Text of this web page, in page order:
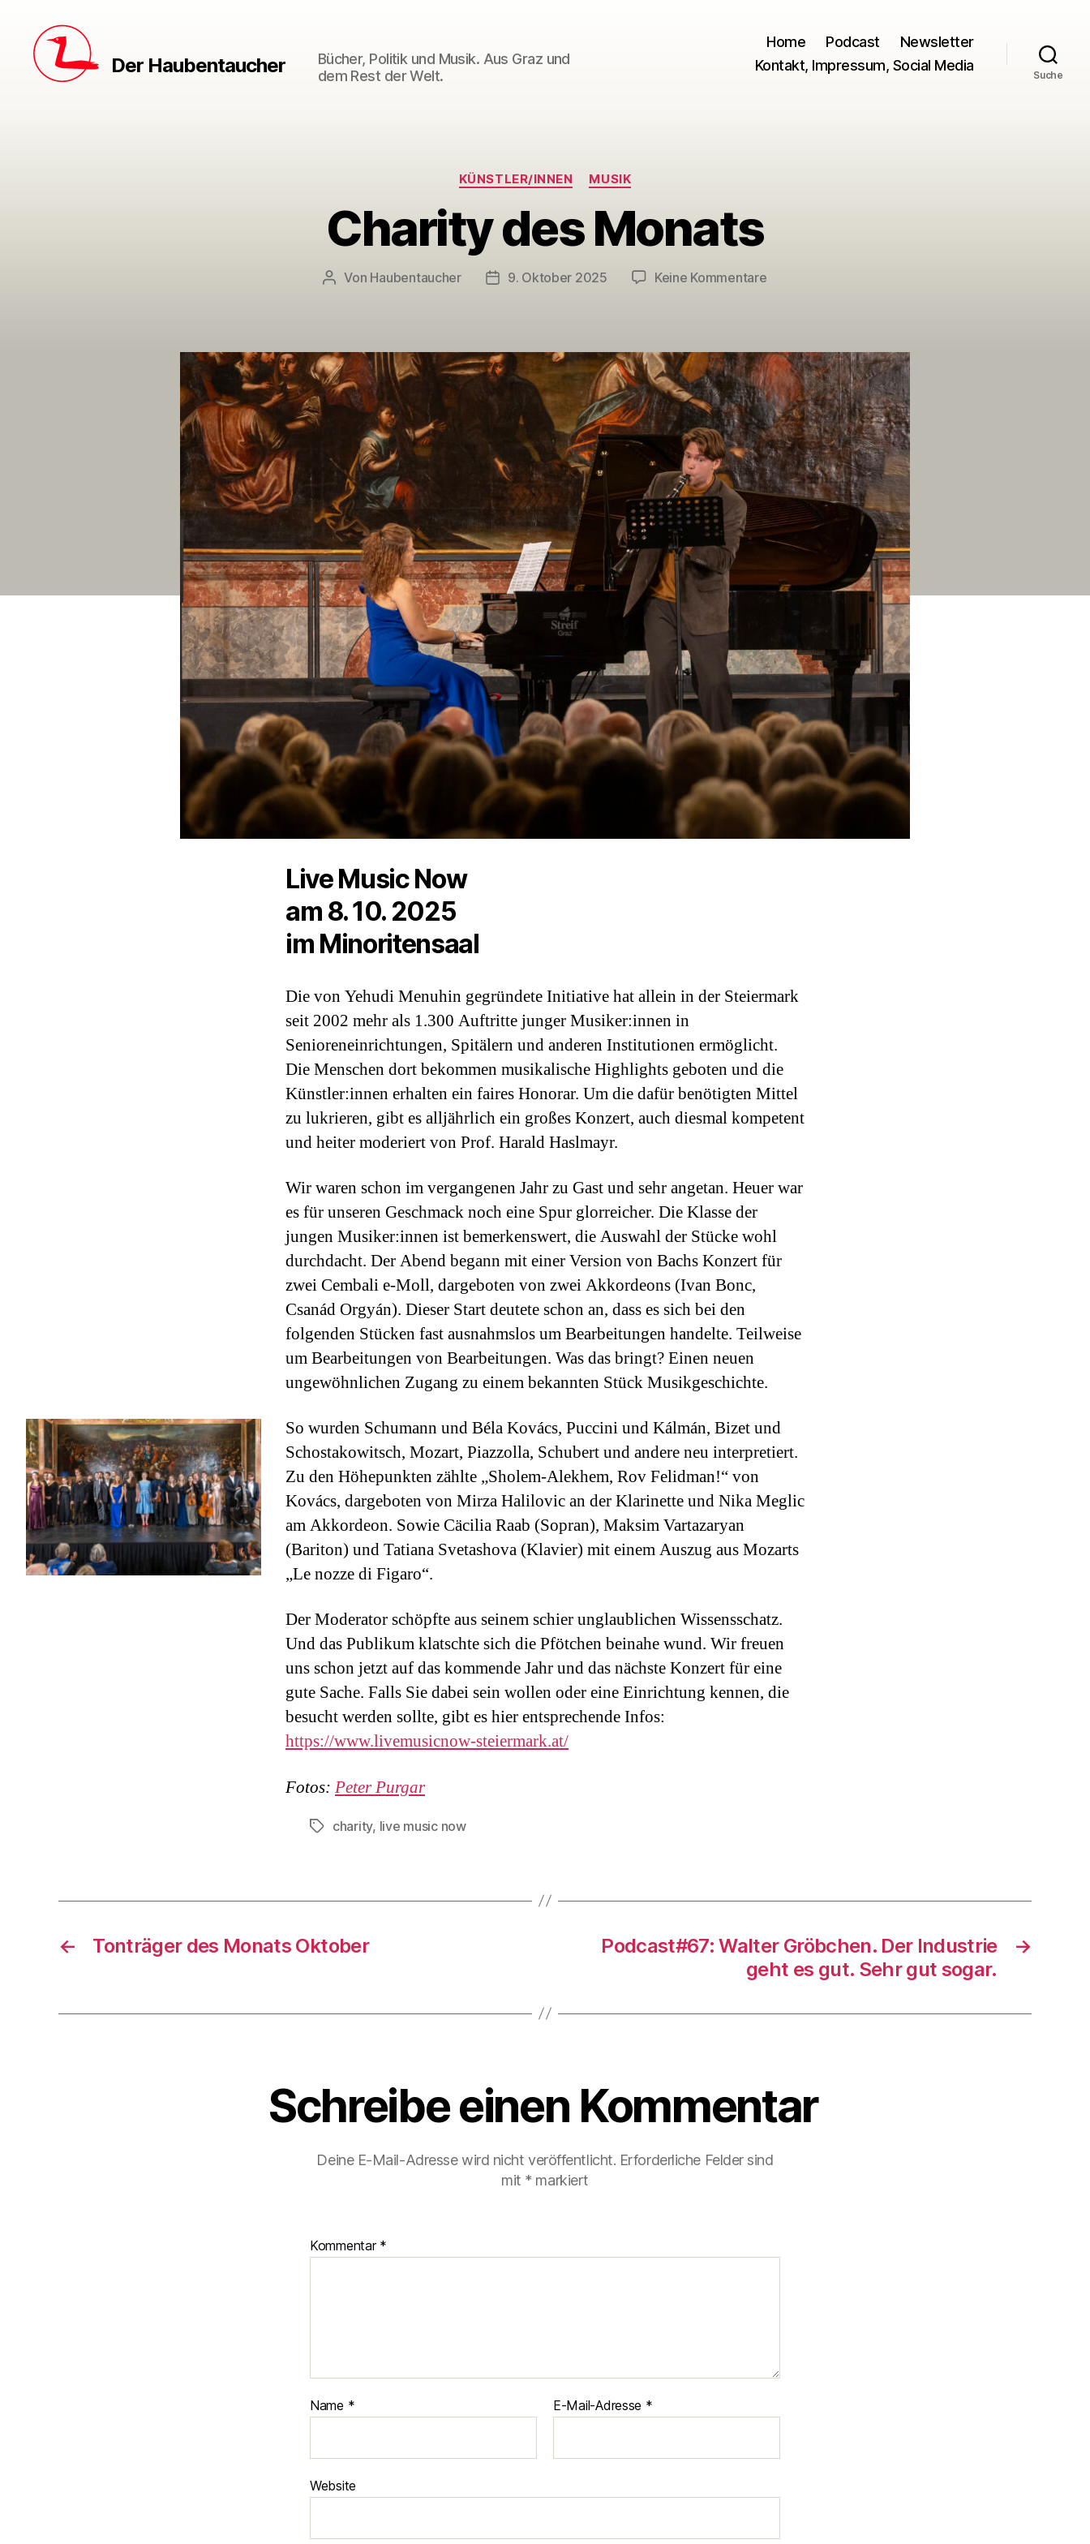
Der Haubentaucher
Bücher, Politik und Musik. Aus Graz und
dem Rest der Welt.
Home Podcast
Newsletter
Kontakt, Impressum, Social Media
Suche
Kategorien
KÜNSTLER/INNEN MUSIK
Charity des Monats
Beitragsautor
Von Haubentaucher Veröffentlichungsdatum
9. Oktober 2025 Keine Kommentarezu
Live Music Now
am 8. 10. 2025
im Minoritensaal
Die von Yehudi Menuhin gegründete Initiative hat allein in der Steiermark
seit 2002 mehr als 1.300 Auftritte junger Musiker:innen in
Senioreneinrichtungen, Spitälern und anderen Institutionen ermöglicht.
Die Menschen dort bekommen musikalische Highlights geboten und die
Künstler:innen erhalten ein faires Honorar. Um die dafür benötigten Mittel
zu lukrieren, gibt es alljährlich ein großes Konzert, auch diesmal kompetent
und heiter moderiert von Prof. Harald Haslmayr.
Wir waren schon im vergangenen Jahr zu Gast und sehr angetan. Heuer war
es für unseren Geschmack noch eine Spur glorreicher. Die Klasse der
jungen Musiker:innen ist bemerkenswert, die Auswahl der Stücke wohl
durchdacht. Der Abend begann mit einer Version von Bachs Konzert für
zwei Cembali e-Moll, dargeboten von zwei Akkordeons (Ivan Bonc,
Csanád Orgyán). Dieser Start deutete schon an, dass es sich bei den
folgenden Stücken fast ausnahmslos um Bearbeitungen handelte. Teilweise
um Bearbeitungen von Bearbeitungen. Was das bringt? Einen neuen
ungewöhnlichen Zugang zu einem bekannten Stück Musikgeschichte.
So wurden Schumann und Béla Kovács, Puccini und Kálmán, Bizet und
Schostakowitsch, Mozart, Piazzolla, Schubert und andere neu interpretiert.
Zu den Höhepunkten zählte „Sholem-Alekhem, Rov Felidman!“ von
Kovács, dargeboten von Mirza Halilovic an der Klarinette und Nika Meglic
am Akkordeon. Sowie Cäcilia Raab (Sopran), Maksim Vartazaryan
(Bariton) und Tatiana Svetashova (Klavier) mit einem Auszug aus Mozarts
„Le nozze di Figaro“.
Der Moderator schöpfte aus seinem schier unglaublichen Wissensschatz.
Und das Publikum klatschte sich die Pfötchen beinahe wund. Wir freuen
uns schon jetzt auf das kommende Jahr und das nächste Konzert für eine
gute Sache. Falls Sie dabei sein wollen oder eine Einrichtung kennen, die
besucht werden sollte, gibt es hier entsprechende Infos:
https://www.livemusicnow-steiermark.at/
Fotos: Peter Purgar
Schlagwörter
charity, live music now
← Tonträger des Monats Oktober →
Podcast#67: Walter Gröbchen. Der Industrie
geht es gut. Sehr gut sogar.
Schreibe einen Kommentar
Deine E-Mail-Adresse wird nicht veröffentlicht. Erforderliche Felder sind
mit * markiert
Kommentar *
Name * E-Mail-Adresse *
Website